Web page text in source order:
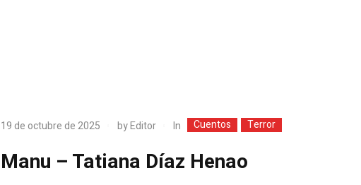
19 de octubre de 2025 byEditor In Cuentos Terror
Manu – Tatiana Díaz Henao